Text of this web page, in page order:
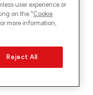
user experience or
on the "Cookie
more information,
Reject All